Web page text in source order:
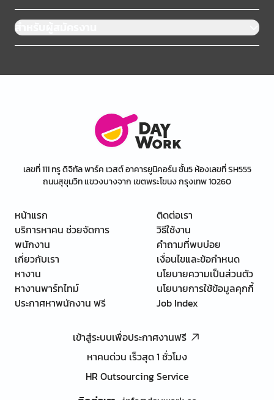
สำหรับผู้สมัครงาน
เลขที่ 111 ทรู ดิจิทัล พาร์ค เวสต์ อาคารยูนิคอร์น ชั้น5 ห้องเลขที่ SH555
ถนนสุขุมวิท แขวงบางจาก เขตพระโขนง กรุงเทพ 10260
หน้าแรก
บริการหาคน ช่วยจัดการ
พนักงาน
เกี่ยวกับเรา
หางาน
หางานพาร์ทไทม์
ประกาศหาพนักงาน ฟรี
ติดต่อเรา
วิธีใช้งาน
คำถามที่พบบ่อย
เงื่อนไขและข้อกำหนด
นโยบายความเป็นส่วนตัว
นโยบายการใช้ข้อมูลคุกกี้
Job Index
เข้าสู่ระบบเพื่อประกาศงานฟรี
หาคนด่วน เร็วสุด 1 ชั่วโมง
HR Outsourcing Service